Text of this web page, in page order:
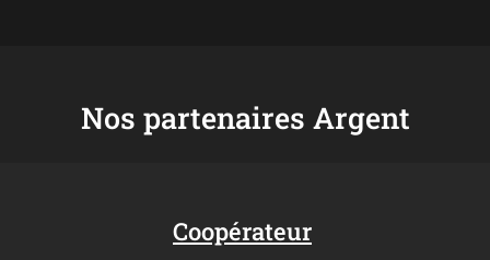
Nos partenaires Argent
Coopérateur